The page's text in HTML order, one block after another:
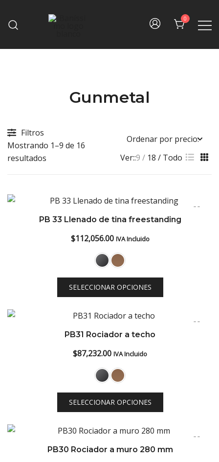
content
Baníssimo
Fine bath design
0
Gunmetal
Filtros
Mostrando 1–9 de 16
resultados
high
low
Ver::9 18 Todo
PB 33 Llenado de tina freestanding
$112,056.00 IVA Incluido
SELECCIONAR OPCIONES
PB31 Rociador a techo
$87,232.00 IVA Incluido
SELECCIONAR OPCIONES
PB30 Rociador a muro 280 mm